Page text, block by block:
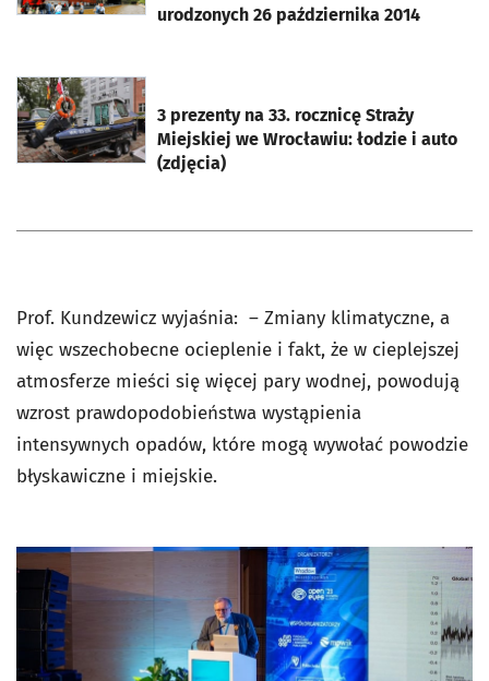
urodzonych 26 października 2014
3 prezenty na 33. rocznicę Straży
Miejskiej we Wrocławiu: łodzie i auto
(zdjęcia)
otworzy się w nowej karcie
Prof. Kundzewicz wyjaśnia: – Zmiany klimatyczne, a
więc wszechobecne ocieplenie i fakt, że w cieplejszej
atmosferze mieści się więcej pary wodnej, powodują
wzrost prawdopodobieństwa wystąpienia
intensywnych opadów, które mogą wywołać powodzie
błyskawiczne i miejskie.